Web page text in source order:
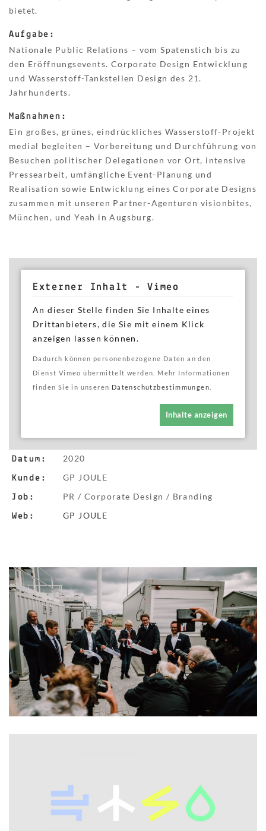
bietet.
Aufgabe:
Nationale Public Relations – vom Spatenstich bis zu
den Eröffnungsevents. Corporate Design Entwicklung
und Wasserstoff-Tankstellen Design des 21.
Jahrhunderts.
Maßnahmen:
Ein großes, grünes, eindrückliches Wasserstoff-Projekt
medial begleiten – Vorbereitung und Durchführung von
Besuchen politischer Delegationen vor Ort, intensive
Pressearbeit, umfängliche Event-Planung und
Realisation sowie Entwicklung eines Corporate Designs
zusammen mit unseren Partner-Agenturen visionbites,
München, und Yeah in Augsburg.
Externer Inhalt - Vimeo
An dieser Stelle finden Sie Inhalte eines
Drittanbieters, die Sie mit einem Klick
anzeigen lassen können.
Dadurch können personenbezogene Daten an den
Dienst Vimeo übermittelt werden. Mehr Informationen
finden Sie in unseren Datenschutzbestimmungen
Inhalte anzeigen
Datum: 2020
Kunde: GP JOULE
Job: PR / Corporate Design / Branding
Web: GP JOULE